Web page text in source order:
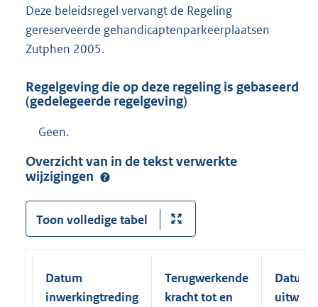
Deze beleidsregel vervangt de Regeling
gereserveerde gehandicaptenparkeerplaatsen
Zutphen 2005.
Regelgeving die op deze regeling is gebaseerd
(gedelegeerde regelgeving)
Geen.
Overzicht van in de tekst verwerkte
wijzigingen
Toon volledige tabel
Datum
inwerkingtreding
Terugwerkende
kracht tot en
Datum